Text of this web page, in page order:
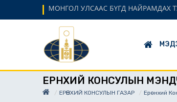
МОНГОЛ УЛСААС БҮГД НАЙРАМДАХ
ЕРӨНХИЙ КОНСУЛЫН
ЕРӨНХИЙ КОНСУЛЫН ГАЗАР Ерөнхий